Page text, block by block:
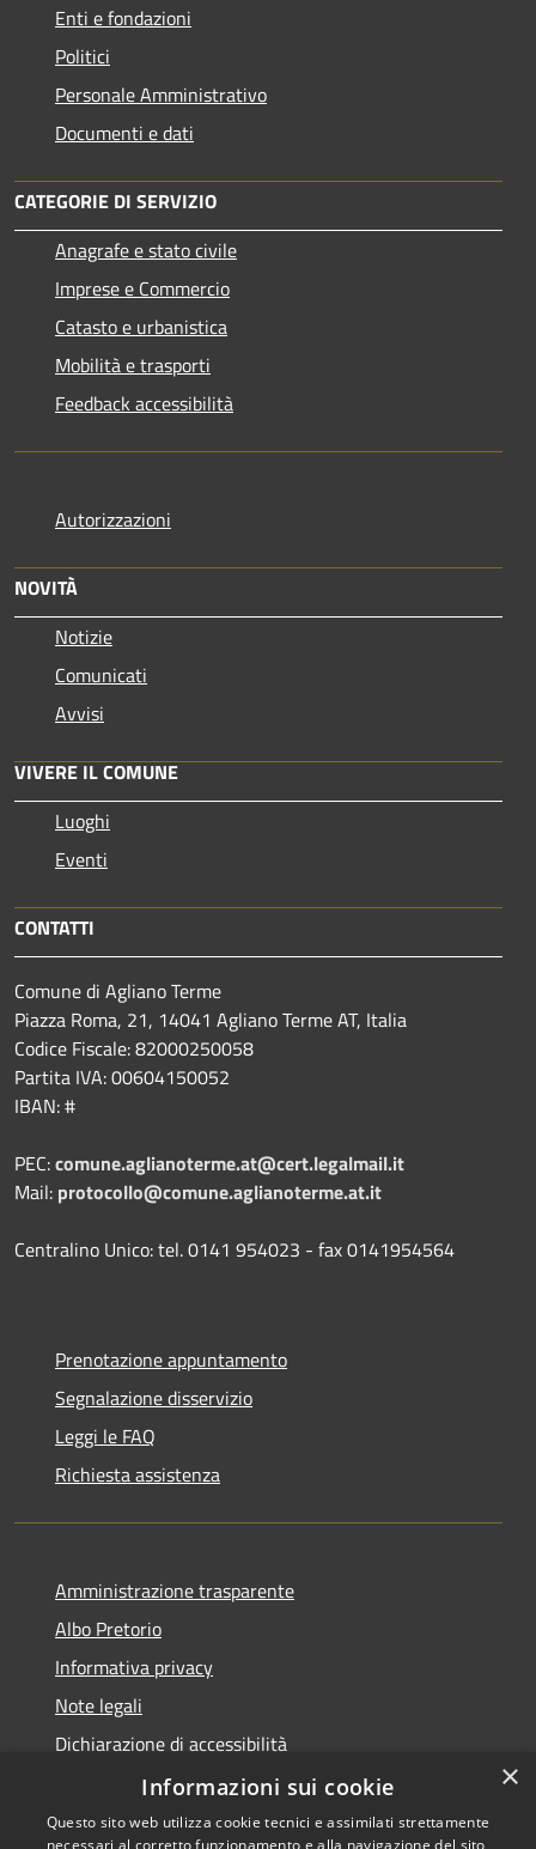
Enti e fondazioni
Politici
Personale Amministrativo
Documenti e dati
CATEGORIE DI SERVIZIO
Anagrafe e stato civile
Imprese e Commercio
Catasto e urbanistica
Mobilità e trasporti
Feedback accessibilità
Autorizzazioni
NOVITÀ
Notizie
Comunicati
Avvisi
VIVERE IL COMUNE
Luoghi
Eventi
CONTATTI
Comune di Agliano Terme
Piazza Roma, 21, 14041 Agliano Terme AT, Italia
Codice Fiscale: 82000250058
Partita IVA: 00604150052
IBAN: #
PEC:comune.aglianoterme.at@cert.legalmail.it
Mail: protocollo@comune.aglianoterme.at.it
Centralino Unico: tel. 0141 954023 - fax 0141954564
Prenotazione appuntamento
Segnalazione disservizio
Leggi le FAQ
Richiesta assistenza
Amministrazione trasparente
Albo Pretorio
Informativa privacy
Note legali
Dichiarazione di accessibilità
×
Informazioni sui cookie
Questo sito web utilizza cookie tecnici e assimilati strettamente
necessari al corretto funzionamento e alla navigazione del sito,